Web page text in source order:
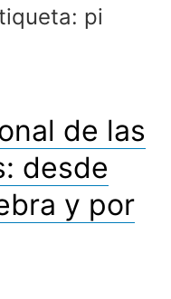
pi
de las
desde
y por